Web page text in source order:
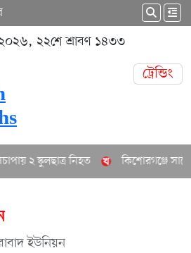
২২শে শ্রাবণ ১৪৩৩
ট্রেন্ডিং
২ স্কুলছাত্র নিহত কিশোরগঞ্জে
ইউনিয়ন